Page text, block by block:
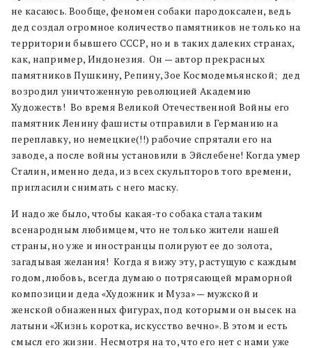
не касаюсь. Вообще, феномен собаки пародоксален, ведь
дед создал огромное количество памятников не только на
территории бывшего СССР, но и в таких далеких странах,
как, например, Индонезия. Он — автор прекрасных
памятников Пушкину, Репину, Зое Космодемьянской; дед
возродил уничтоженную революцией Академию
Художеств! Во время Великой Отечественной Войны его
памятник Ленину фашисты отправили в Германию на
переплавку, но немецкие(!!) рабочие спрятали его на
заводе, а после войны установили в Эйслебене! Когда умер
Сталин, именно деда, из всех скульпторов того времени,
пригласили снимать с него маску.
И надо же было, чтобы какая-то собака стала таким
всенародным любимцем, что не только жители нашей
страны, но уже и иностранцы полируют ее до золота,
загадывая желания! Когда я вижу эту, растущую с каждым
годом, любовь, всегда думаю о потрясающей мраморной
композиции деда «Художник и Муза» — мужской и
женской обнаженных фигурах, под которыми он высек на
латыни «Жизнь коротка, искусство вечно». В этом и есть
смысл его жизни. Несмотря на то, что его нет с нами уже